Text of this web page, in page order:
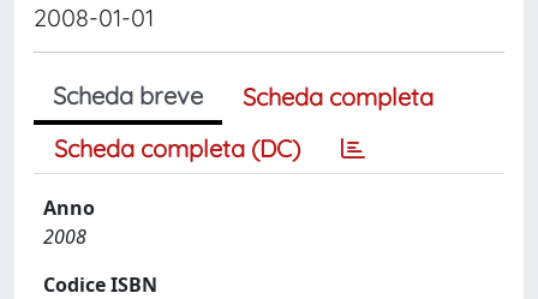
2008-01-01
Scheda breve
Scheda completa
Scheda completa (DC)
Anno
2008
Codice ISBN